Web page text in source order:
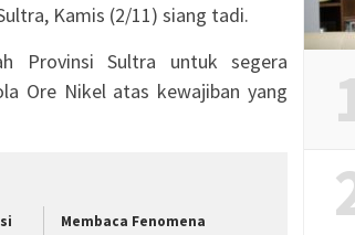
Kamis (2/11) siang tadi.
Provinsi Sultra untuk segera
Ore Nikel atas kewajiban yang
Membaca Fenomena